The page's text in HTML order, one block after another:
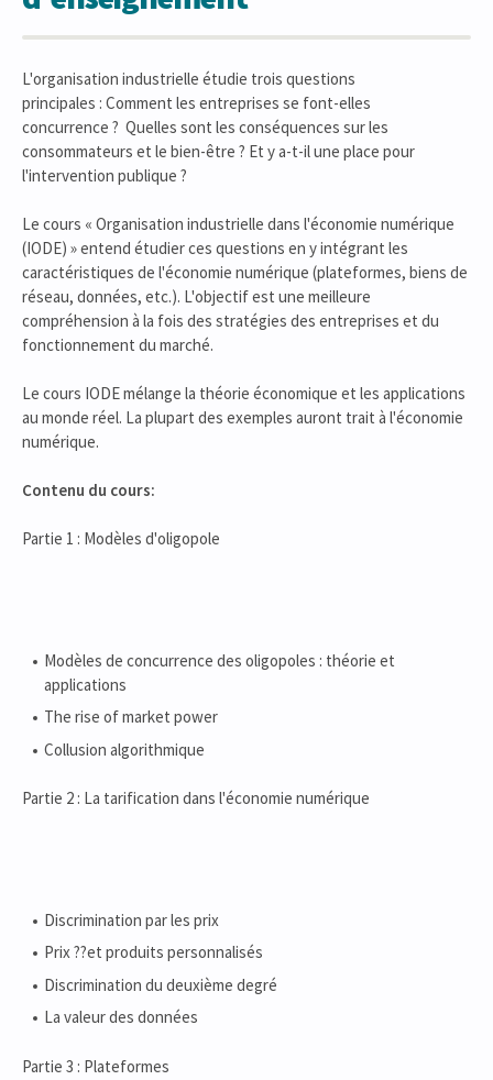
L'organisation industrielle étudie trois questions
principales : Comment les entreprises se font-elles
concurrence ? Quelles sont les conséquences sur les
consommateurs et le bien-être ? Et y a-t-il une place pour
l'intervention publique ?
Le cours « Organisation industrielle dans l'économie numérique
(IODE) » entend étudier ces questions en y intégrant les
caractéristiques de l'économie numérique (plateformes, biens de
réseau, données, etc.). L'objectif est une meilleure
compréhension à la fois des stratégies des entreprises et du
fonctionnement du marché.
Le cours IODE mélange la théorie économique et les applications
au monde réel. La plupart des exemples auront trait à l'économie
numérique.
Contenu du cours:
Partie 1 : Modèles d'oligopole
Modèles de concurrence des oligopoles : théorie et
applications
The rise of market power
Collusion algorithmique
Partie 2 : La tarification dans l'économie numérique
Discrimination par les prix
Prix ??et produits personnalisés
Discrimination du deuxième degré
La valeur des données
Partie 3 : Plateformes